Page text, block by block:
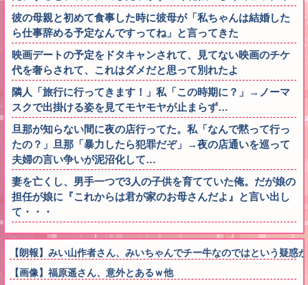
彼の母親と初めて食事した時に彼母が「私ちゃんは結婚した
ら仕事辞める予定なんですってね」と言ってきた
映画デートの予定をドタキャンされて、見てない映画のチケ
代を奢らされて、これはダメだと思って別れたよ
隣人「旅行に行ってきます！」私「この時期に？」→ノーマ
スクで出掛ける姿を見てモヤモヤが止まらず…
旦那が知らない間に夜の店行ってた。私「なんで黙って行っ
たの？」旦那「暴力したら犯罪だぞ」→夜の店通いを巡って
夫婦の言い争いが泥沼化して…
妻を亡くし、男手一つで3人の子供を育てていた俺。だが娘の
担任が娘に『これからは君が家のお母さんだよ』と言い出し
て・・・
【朗報】みい山作者さん、みいちゃんでチー牛なのではという疑惑
【画像】福原遥さん、意外とあるｗ他